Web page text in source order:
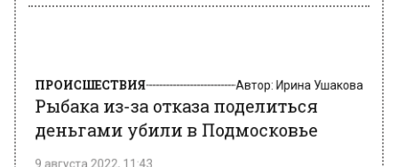
Рыбака из-за отказа поделиться
деньгами убили в Подмосковье